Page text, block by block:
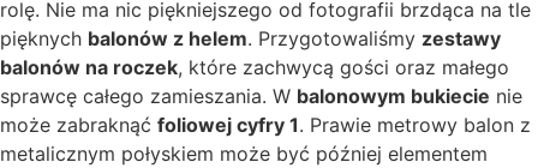
rolę. Nie ma nic piękniejszego od fotografii brzdąca na tle
pięknych balonów z helem. Przygotowaliśmy zestawy
balonów na roczek, które zachwycą gości oraz małego
sprawcę całego zamieszania. W balonowym bukiecie nie
może zabraknąć foliowej cyfry 1. Prawie metrowy balon z
metalicznym połyskiem może być później elementem